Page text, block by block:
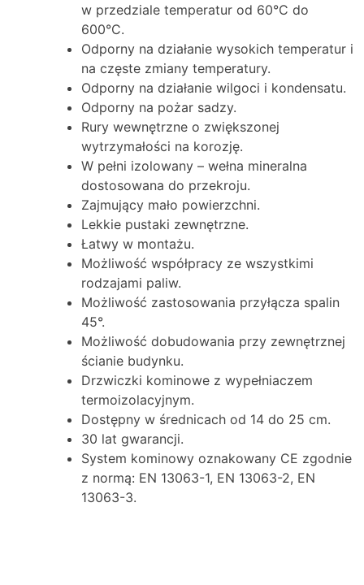
w przedziale temperatur od 60°C do
600°C.
Odporny na działanie wysokich temperatur i
na częste zmiany temperatury.
Odporny na działanie wilgoci i kondensatu.
Odporny na pożar sadzy.
Rury wewnętrzne o zwiększonej
wytrzymałości na korozję.
W pełni izolowany – wełna mineralna
dostosowana do przekroju.
Zajmujący mało powierzchni.
Lekkie pustaki zewnętrzne.
Łatwy w montażu.
Możliwość współpracy ze wszystkimi
rodzajami paliw.
Możliwość zastosowania przyłącza spalin
45°.
Możliwość dobudowania przy zewnętrznej
ścianie budynku.
Drzwiczki kominowe z wypełniaczem
termoizolacyjnym.
Dostępny w średnicach od 14 do 25 cm.
30 lat gwarancji.
System kominowy oznakowany CE zgodnie
z normą: EN 13063-1, EN 13063-2, EN
13063-3.